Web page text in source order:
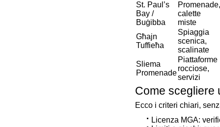
St. Paul’s
Bay /
Buġibba
Promenade,
calette
miste
Għajn
Tuffieħa
Spiaggia
scenica,
scalinate
Sliema
Promenade
Piattaforme
rocciose,
servizi
Come scegliere
Ecco i criteri chiari,
Licenza MGA: